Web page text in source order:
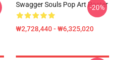
Swagger Souls Pop Art Poster
₩2,728,440 - ₩6,325,020
-20%